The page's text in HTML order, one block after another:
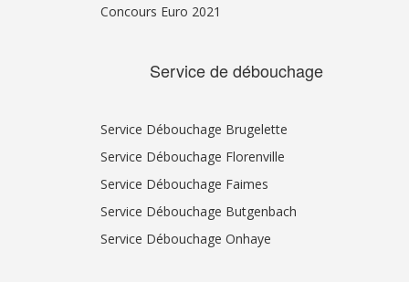
Concours Euro 2021
Service de débouchage
Service Débouchage Brugelette
Service Débouchage Florenville
Service Débouchage Faimes
Service Débouchage Butgenbach
Service Débouchage Onhaye